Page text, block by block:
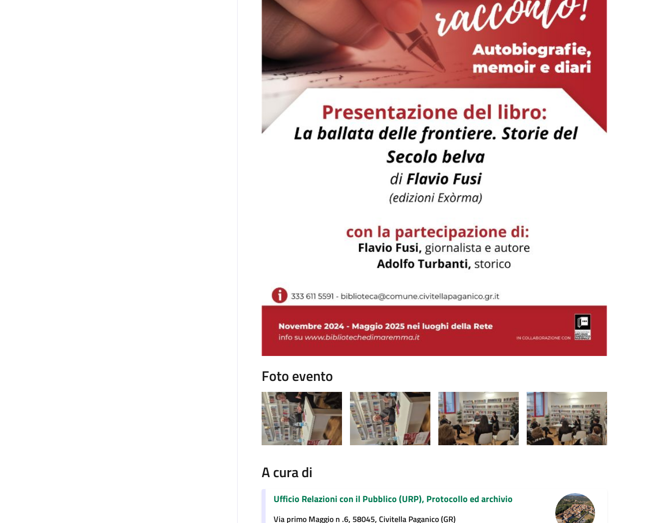
Foto evento
A cura di
Ufficio Relazioni con il Pubblico (URP), Protocollo ed archivio
Via primo Maggio n .6, 58045, Civitella Paganico (GR)